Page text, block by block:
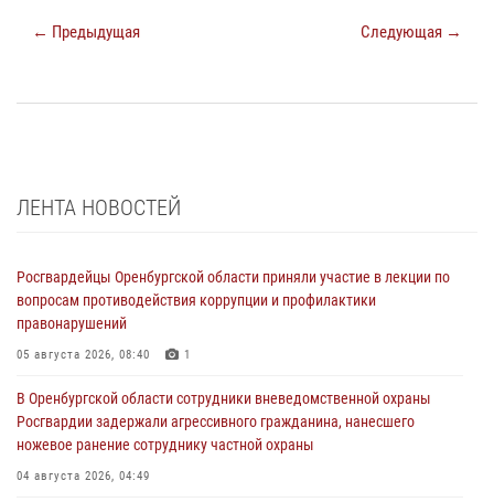
← Предыдущая Следующая →
ЛЕНТА НОВОСТЕЙ
Росгвардейцы Оренбургской области приняли участие в лекции по
вопросам противодействия коррупции и профилактики
правонарушений
05 августа 2026, 08:40 1
В Оренбургской области сотрудники вневедомственной охраны
Росгвардии задержали агрессивного гражданина, нанесшего
ножевое ранение сотруднику частной охраны
04 августа 2026, 04:49